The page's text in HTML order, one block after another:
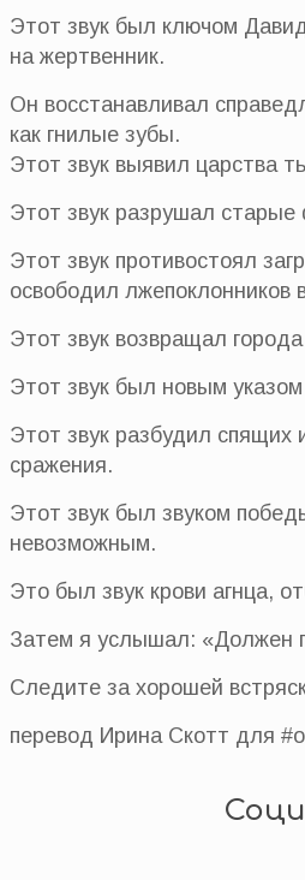
Этот звук был ключом
на жертвенник.
Он восстанавливал
как гнилые зубы.
Этот звук выявил царства
Этот звук разрушал
Этот звук противостоял
освободил лжепоклонников
Этот звук возвращал
Этот звук был новым
Этот звук разбудил спящих
сражения.
Этот звук был звуком
невозможным.
Это был звук крови агнца,
Затем я услышал: «Должен
Следите за хорошей
перевод Ирина Скотт для